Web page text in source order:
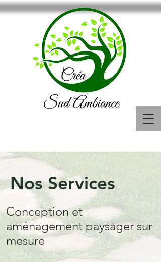
Nos Services
Conception et
aménagement paysager sur
mesure